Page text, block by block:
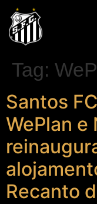
Tag:
Santos
WePlan e
Recanto